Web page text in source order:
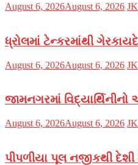
Posted
August 6, 2026August 6, 2026
ધ્રોલમાં ટેન્કરમાંથી
Posted
August 6, 2026August 6, 2026
જામનગરમાં
Posted
August 6, 2026August 6, 2026
પીપળીયા પૂલ નજીકથી દેશી